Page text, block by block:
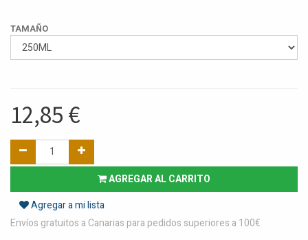
TAMAÑO
12,85 €
AGREGAR AL CARRITO
Agregar a mi lista
Envíos gratuitos a Canarias para pedidos superiores a 100€